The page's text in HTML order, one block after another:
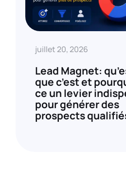
juillet 20, 2026
Lead Magnet:
que c’est et
ce un levier
pour générer des
prospects